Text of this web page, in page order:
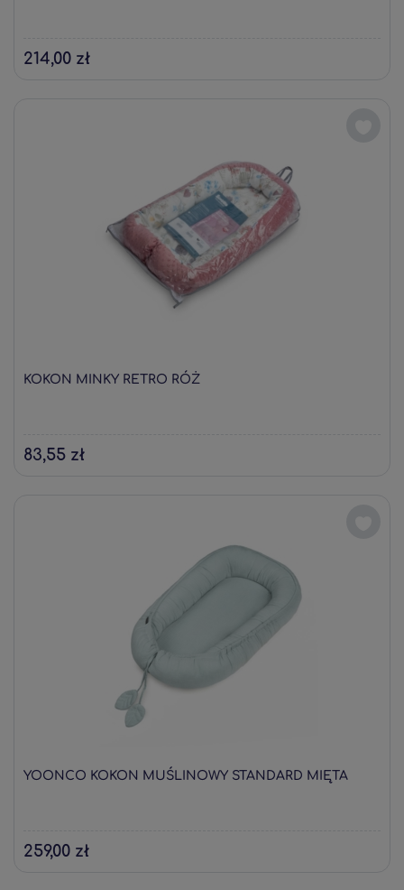
214,00 zł
KOKON MINKY RETRO RÓŻ
83,55 zł
YOONCO KOKON MUŚLINOWY STANDARD MIĘTA
259,00 zł